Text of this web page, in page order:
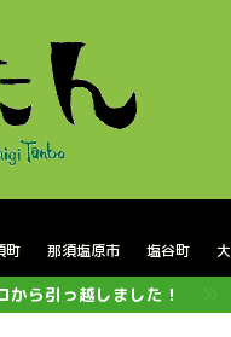
町 那須塩原市 塩谷町
から引っ越しました！